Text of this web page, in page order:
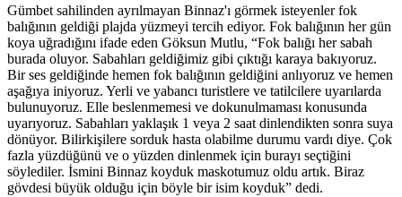
Gümbet sahilinden ayrılmayan Binnaz'ı görmek isteyenler fok
balığının geldiği plajda yüzmeyi tercih ediyor. Fok balığının her gün
koya uğradığını ifade eden Göksun Mutlu, “Fok balığı her sabah
burada oluyor. Sabahları geldiğimiz gibi çıktığı karaya bakıyoruz.
Bir ses geldiğinde hemen fok balığının geldiğini anlıyoruz ve hemen
aşağıya iniyoruz. Yerli ve yabancı turistlere ve tatilcilere uyarılarda
bulunuyoruz. Elle beslenmemesi ve dokunulmaması konusunda
uyarıyoruz. Sabahları yaklaşık 1 veya 2 saat dinlendikten sonra suya
dönüyor. Bilirkişilere sorduk hasta olabilme durumu vardı diye. Çok
fazla yüzdüğünü ve o yüzden dinlenmek için burayı seçtiğini
söylediler. İsmini Binnaz koyduk maskotumuz oldu artık. Biraz
gövdesi büyük olduğu için böyle bir isim koyduk” dedi.